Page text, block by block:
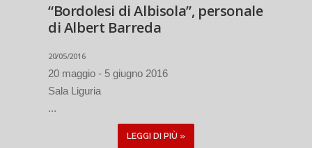
“Bordolesi di Albisola”, personale
di Albert Barreda
20/05/2016
20 maggio - 5 giugno 2016
Sala Liguria
...
LEGGI DI PIÙ »